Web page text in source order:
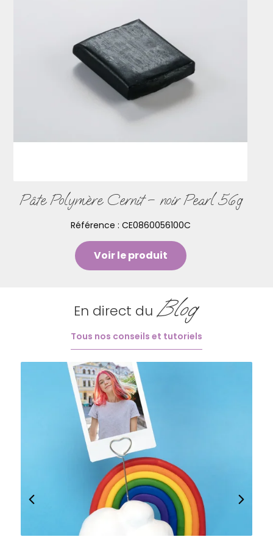
Pâte Polymère Cernit – noir Pearl 56g
Référence : CE0860056100C
Voir le produit
En direct du Blog
Tous nos conseils et tutoriels